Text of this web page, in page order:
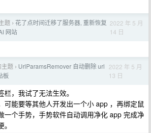
题 › 花了点时间迁移了服务器, 重新恢复
网站
2022 年 5 月
14 日
题 › UrlParamsRemover 自动删除 url
板
2022 年 5 月
13 日
，我试了无法生效。
可能要等其他人开发出一个小 app ，再绑定鼠
一个手势，手势软件自动调用净化 app 完成净